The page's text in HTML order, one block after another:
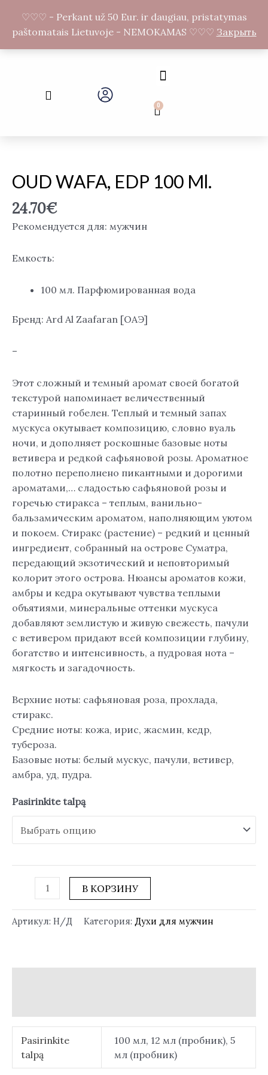
содержимому
F
a
c
e
k
n
s
t
g
r
m
Search
Menu
0Cart
OUD WAFA, EDP 100 Ml.
24.70€
Рекомендуется для: мужчин
Емкость:
100 мл. Парфюмированная вода
Бренд: Ard Al Zaafaran [ОАЭ]
–
Этот сложный и темный аромат своей богатой
текстурой напоминает величественный
старинный гобелен. Теплый и темный запах
мускуса окутывает композицию, словно вуаль
ночи, и дополняет роскошные базовые ноты
ветивера и редкой сафьяновой розы. Ароматное
полотно переполнено пикантными и дорогими
ароматами,… сладостью сафьяновой розы и
горечью стиракса – теплым, ванильно-
бальзамическим ароматом, наполняющим уютом
и покоем. Стиракс (растение) – редкий и ценный
ингредиент, собранный на острове Суматра,
передающий экзотический и неповторимый
колорит этого острова. Нюансы ароматов кожи,
амбры и кедра окутывают чувства теплыми
объятиями, минеральные оттенки мускуса
добавляют землистую и живую свежесть, пачули
с ветивером придают всей композиции глубину,
богатство и интенсивность, а пудровая нота –
мягкость и загадочность.
Верхние ноты: сафьяновая роза, прохлада,
стиракс.
Средние ноты: кожа, ирис, жасмин, кедр,
тубероза.
Базовые ноты: белый мускус, пачули, ветивер,
амбра, уд, пудра.
Pasirinkite talpą
OUD
WAFA,
EDP
ml.
В КОРЗИНУ
Артикул: Н/Д Категория: Духи для мужчин
Pasirinkite
talpą
100 мл, 12 мл (пробник), 5
мл (пробник)
♡♡♡ - Perkant už 50 Eur. ir daugiau, pristatymas
paštomatais Lietuvoje - NEMOKAMAS ♡♡♡ Закрыть